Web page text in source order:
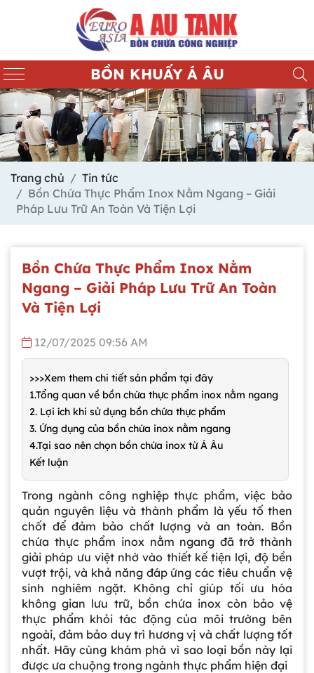
BỒN KHUẤY Á ÂU
Trang chủ
Tin tức
Bồn Chứa Thực Phẩm Inox Nằm Ngang – Giải
Pháp Lưu Trữ An Toàn Và Tiện Lợi
Bồn Chứa Thực Phẩm Inox Nằm
Ngang – Giải Pháp Lưu Trữ An Toàn
Và Tiện Lợi
12/07/2025 09:56 AM
>>>Xem them chi tiết sản phẩm tại đây
1.Tổng quan về bồn chứa thực phẩm inox nằm ngang
2. Lợi ích khi sử dụng bồn chứa thực phẩm
3. Ứng dụng của bồn chứa inox nằm ngang
4.Tại sao nên chọn bồn chứa inox từ Á Âu
Kết luận
Trong ngành công nghiệp thực phẩm, việc bảo
quản nguyên liệu và thành phẩm là yếu tố then
chốt để đảm bảo chất lượng và an toàn. Bồn
chứa thực phẩm inox nằm ngang đã trở thành
giải pháp ưu việt nhờ vào thiết kế tiện lợi, độ bền
vượt trội, và khả năng đáp ứng các tiêu chuẩn vệ
sinh nghiêm ngặt. Không chỉ giúp tối ưu hóa
không gian lưu trữ, bồn chứa inox còn bảo vệ
thực phẩm khỏi tác động của môi trường bên
ngoài, đảm bảo duy trì hương vị và chất lượng tốt
nhất. Hãy cùng khám phá vì sao loại bồn này lại
được ưa chuộng trong ngành thực phẩm hiện đại